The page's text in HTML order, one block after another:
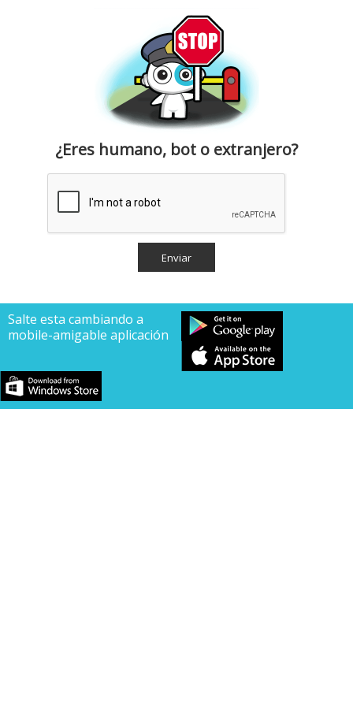
¿Eres humano, bot o extranjero?
Salte esta cambiando a
mobile-amigable aplicación